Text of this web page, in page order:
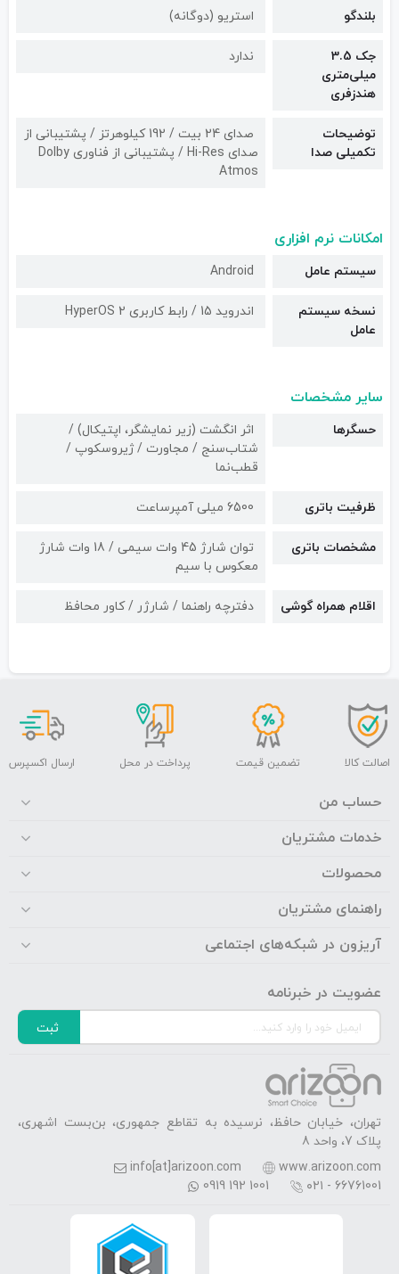
بلندگو استریو (دوگانه)
جک 3.5
میلی‌متری
هندزفری
ندارد
توضیحات
تکمیلی صدا
صدای 24 بیت / 192 کیلوهرتز / پشتیبانی از
صدای Hi-Res / پشتیبانی از فناوری Dolby
Atmos
امکانات نرم افزاری
سیستم عامل Android
نسخه سیستم
عامل
اندروید 15 / رابط کاربری HyperOS 2
سایر مشخصات
حسگرها
اثر انگشت (زیر نمایشگر، اپتیکال) /
شتاب‌سنج / مجاورت / ژیروسکوپ /
قطب‌نما
ظرفیت باتری 6500 میلی آمپرساعت
مشخصات باتری
توان شارژ 45 وات سیمی / 18 وات شارژ
معکوس با سیم
اقلام همراه گوشی دفترچه راهنما / شارژر / کاور محافظ
اصالت کالا تضمین قیمت پرداخت در محل ارسال اکسپرس
حساب من
خدمات مشتریان
محصولات
راهنمای مشتریان
آریزون در شبکه‌های اجتماعی
عضویت در خبرنامه
ثبت
تهران، خیابان حافظ، نرسیده به تقاطع جمهوری، بن‌بست اشهری،
پلاک 7، واحد 8
www.arizoon.com
info[at]arizoon.com
۰۲۱ - 66761001
0919 192 1001